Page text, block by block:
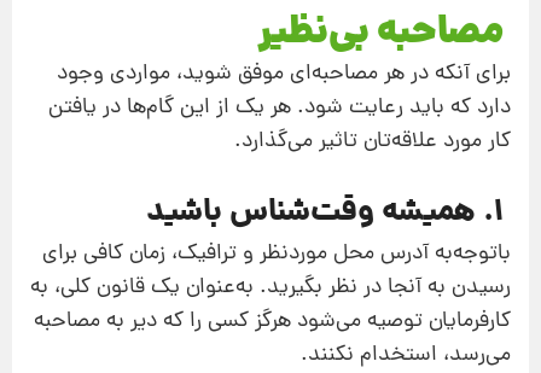
مصاحبه بی‌نظیر
برای آنکه در هر مصاحبه‌ای موفق شوید، مواردی وجود
دارد که باید رعایت شود. هر یک از این گام‌ها در یافتن
کار مورد علاقه‌تان تاثیر می‌گذارد.
باتوجه‌به آدرس محل موردنظر و ترافیک، زمان کافی برای
رسیدن به آنجا در نظر بگیرید. به‌عنوان یک قانون کلی، به
کارفرمایان توصیه می‌شود هرگز کسی را که دیر به مصاحبه
می‌رسد، استخدام نکنند.